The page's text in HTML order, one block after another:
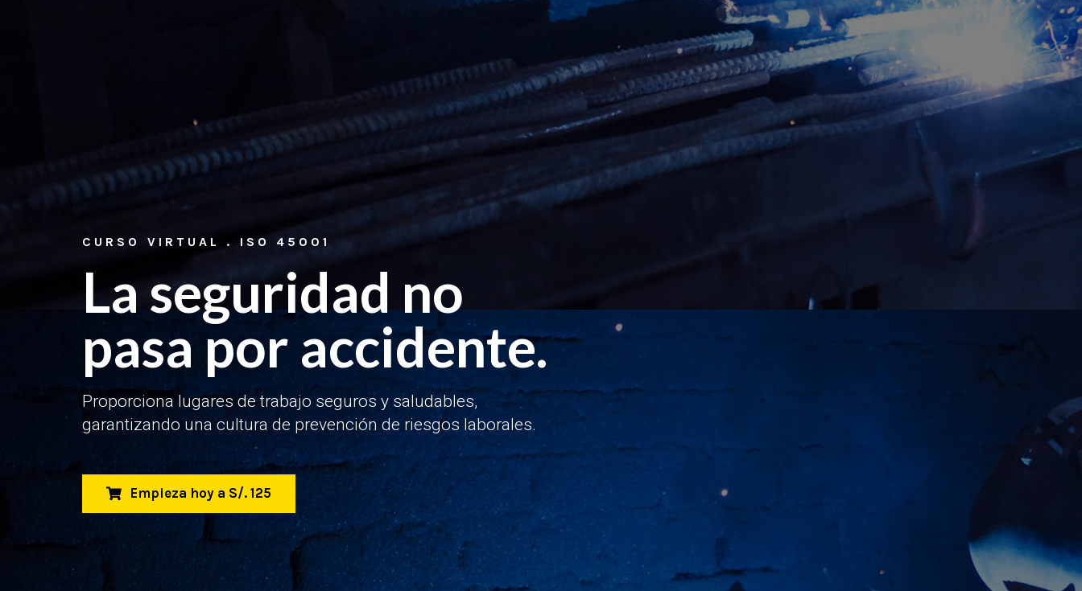
CURSO VIRTUAL . ISO 45001
La seguridad no
pasa por accidente.
Proporciona lugares de trabajo seguros y saludables,
garantizando una cultura de prevención de riesgos laborales.
Empieza hoy a S/. 125